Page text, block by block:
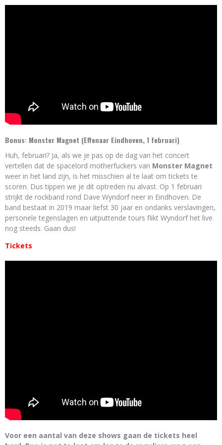
Bonus: Monster Magnet (Effenaar Eindhoven, 1 februari)
Huh, februari? Ja, als we je pas op de dag van het concert
vertellen dat de spacelord motherfuckers van Monster Magnet
weer in het land zijn, is het misschien al te laat om tickets te
scoren. Dus tippen we je dit optreden nu alvast. Op 1 februari
strijkt de rockband rond Dave Wyndorf neer in Eindhoven. De
band bestaat in 2019 maar liefst 30 jaar en ondanks verslavingen,
personele tegenslagen en uitputtende tours flikt Wyndorf het live
nog steeds. Gaan dus!
Tickets
Voor een aantal van deze shows gaan de tickets heel